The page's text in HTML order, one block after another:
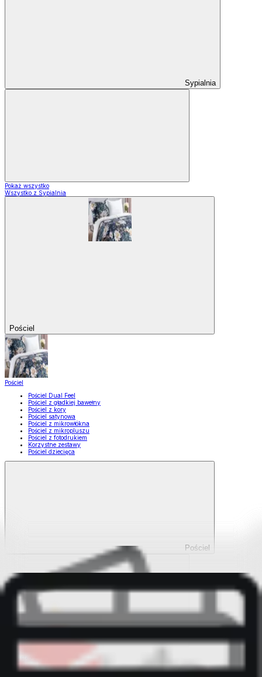
Sypialnia
Pokaż wszystko
Wszystko z Sypialnia
Pościel
Pościel
Pościel Dual Feel
Pościel z gładkiej bawełny
Pościel z kory
Pościel satynowa
Pościel z mikrowłókna
Pościel z mikropluszu
Pościel z fotodrukiem
Korzystne zestawy
Pościel dziecięca
Pościel